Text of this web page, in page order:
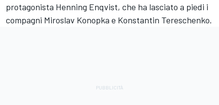
protagonista Henning Enqvist, che ha lasciato a piedi i
compagni Miroslav Konopka e Konstantin Tereschenko.